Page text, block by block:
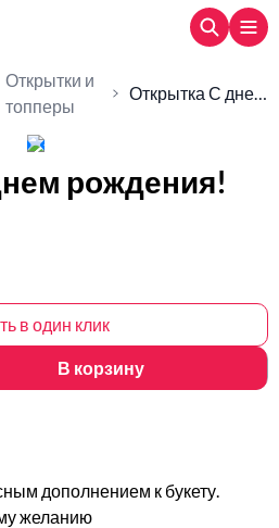
Открытки и
топперы
Открытка С днем
рождения!
в один клик
В корзину
дополнением к букету.
желанию